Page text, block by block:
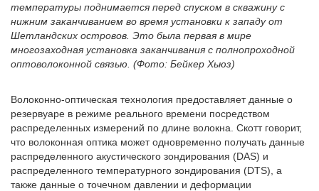
температуры поднимается перед спуском в скважину с
нижним заканчиванием во время установки к западу от
Шетландских островов. Это была первая в мире
многозаходная установка заканчивания с полнопроходной
оптоволоконной связью. (Фото: Бейкер Хьюз)
Волоконно-оптическая технология предоставляет данные о
резервуаре в режиме реального времени посредством
распределенных измерений по длине волокна. Скотт говорит,
что волоконная оптика может одновременно получать данные
распределенного акустического зондирования (DAS) и
распределенного температурного зондирования (DTS), а
также данные о точечном давлении и деформации